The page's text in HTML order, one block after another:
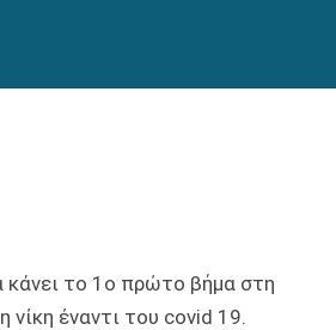
κάνει το 1ο πρώτο βήμα στη
νίκη έναντι του covid 19.